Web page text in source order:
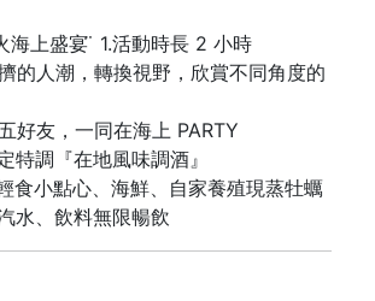
海上盛宴 ̈ 1.活動時長 2 小時
的人潮，轉換視野，欣賞不同角度的
好友，一同在海上 PARTY
特調『在地風味調酒』
食小點心、海鮮、自家養殖現蒸牡蠣
水、飲料無限暢飲